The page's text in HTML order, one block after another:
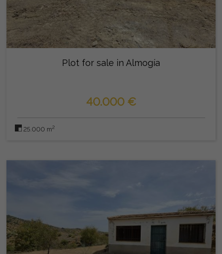
Plot for sale in Almogía
40.000 €
25.000 m2